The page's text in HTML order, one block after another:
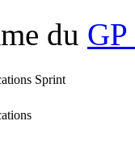
du
Sprint